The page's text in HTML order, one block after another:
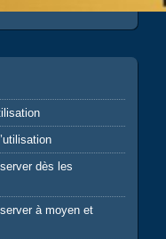
dès les
à moyen et